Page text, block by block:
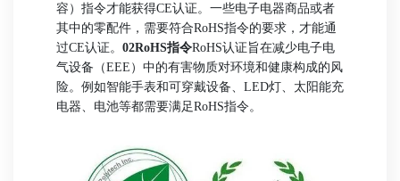
容）指令才能获得CE认证。一些电子电器商品或者
其中的零配件，需要符合RoHS指令的要求，才能通
过CE认证。 02RoHS指令RoHS认证旨在减少电子电
气设备（EEE）中的有害物质对环境和健康构成的风
险。例如智能手表和可穿戴设备、LED灯、太阳能充
电器、电池等都需要满足RoHS指令。